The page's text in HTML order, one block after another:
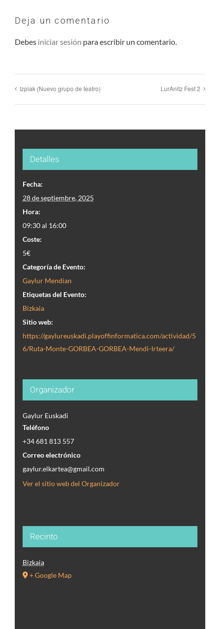
Deja un comentario
Debes iniciar sesión para escribir un comentario.
Izpiak (Nuevo grupo de teatro) LurAnitz Fest 2
Detalles
Fecha:
28 de septiembre, 2025
Hora:
09:30 al 16:00
Coste:
5€
Categoría de Evento:
Gaylur Mendian
Etiquetas del Evento:
Bizkaia
Sitio web:
https://gaylureuskadi.playoffinformatica.com/actividad/5
6/Ruta-Monte-GORBEA-GORBEA-Mendi-Irteera/
Organizador
Gaylur Euskadi
Teléfono
+34 681 813 557
Correo electrónico
gaylur.elkartea@gmail.com
Ver el sitio web del Organizador
Recinto
Bizkaia
+ Google Map
BUZÓN DE
SUGERENCIAS